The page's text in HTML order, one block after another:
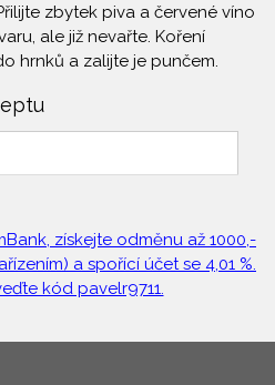
zbytek piva a červené víno
ale již nevařte. Koření
hrnků a zalijte je punčem.
získejte odměnu až 1000,-
a spořící účet se 4,01 %.
kód pavelr9711.